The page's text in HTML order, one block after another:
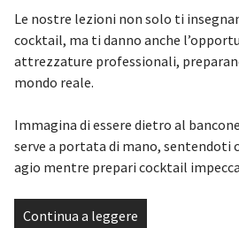
Le nostre lezioni non solo ti
cocktail, ma ti danno anche
attrezzature professionali,
mondo reale.
Immagina di essere dietro al
serve a portata di mano, sentendoti
agio mentre prepari cocktail
Continua a leggere